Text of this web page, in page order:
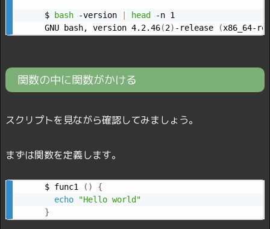
$ bash -version head
-n 1
GNU bash, version 4.2.46(2) -release (x86_64-
関数の中に関数がかける
スクリプトを見ながら確認してみましょう。
まずは関数を定義します。
$ func1 ( )
{
echo
"Hello world"
}